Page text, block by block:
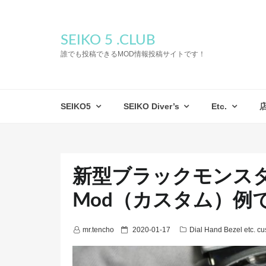
SEIKO 5 .CLUB
誰でも投稿できるMOD情報投稿サイトです！
SEIKO5 SEIKO Diver’s Etc.
新型ブラックモンス
Mod（カスタム）例
mr.tencho
P 2020-01-17 Dial Hand Bezel etc.